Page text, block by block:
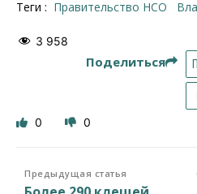
Теги : правительство НСО
3 958
Поделиться
0 0
Предыдущая статья